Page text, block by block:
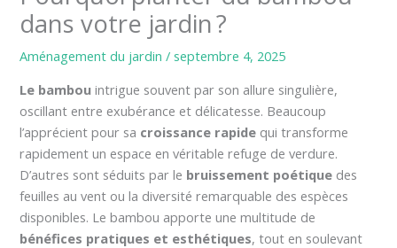
dans votre jardin ?
Aménagement du jardin /septembre 4, 2025
Le bambou intrigue souvent par son allure singulière,
oscillant entre exubérance et délicatesse. Beaucoup
l’apprécient pour sa croissance rapide qui transforme
rapidement un espace en véritable refuge de verdure.
D’autres sont séduits par le bruissement poétique des
feuilles au vent ou la diversité remarquable des espèces
disponibles. Le bambou apporte une multitude de
bénéfices pratiques et esthétiques, tout en soulevant